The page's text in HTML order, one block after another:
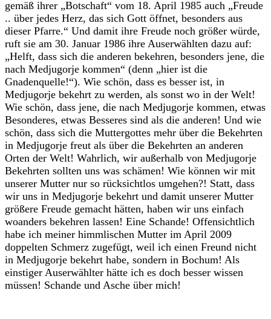
gemäß ihrer „Botschaft“ vom 18. April 1985 auch „Freude
.. über jedes Herz, das sich Gott öffnet, besonders aus
dieser Pfarre.“ Und damit ihre Freude noch größer würde,
ruft sie am 30. Januar 1986 ihre Auserwählten dazu auf:
„Helft, dass sich die anderen bekehren, besonders jene, die
nach Medjugorje kommen“ (denn „hier ist die
Gnadenquelle!“). Wie schön, dass es besser ist, in
Medjugorje bekehrt zu werden, als sonst wo in der Welt!
Wie schön, dass jene, die nach Medjugorje kommen, etwas
Besonderes, etwas Besseres sind als die anderen! Und wie
schön, dass sich die Muttergottes mehr über die Bekehrten
in Medjugorje freut als über die Bekehrten an anderen
Orten der Welt! Wahrlich, wir außerhalb von Medjugorje
Bekehrten sollten uns was schämen! Wie können wir mit
unserer Mutter nur so rücksichtlos umgehen?! Statt, dass
wir uns in Medjugorje bekehrt und damit unserer Mutter
größere Freude gemacht hätten, haben wir uns einfach
woanders bekehren lassen! Eine Schande! Offensichtlich
habe ich meiner himmlischen Mutter im April 2009
doppelten Schmerz zugefügt, weil ich einen Freund nicht
in Medjugorje bekehrt habe, sondern in Bochum! Als
einstiger Auserwählter hätte ich es doch besser wissen
müssen! Schande und Asche über mich!